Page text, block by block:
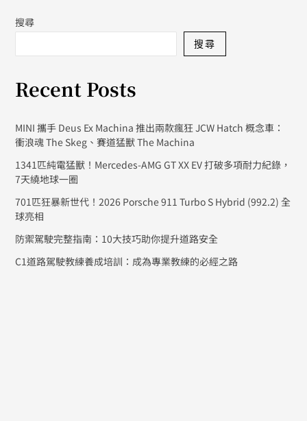
搜尋
搜尋
Recent Posts
MINI 攜手 Deus Ex Machina 推出兩款瘋狂 JCW Hatch 概念車：
衝浪魂 The Skeg、賽道猛獸 The Machina
1341匹純電猛獸！Mercedes-AMG GT XX EV 打破多項耐力紀錄，
7天繞地球一圈
701匹狂暴新世代！2026 Porsche 911 Turbo S Hybrid (992.2) 全
球亮相
防禦駕駛完整指南：10大技巧助你提升道路安全
C1道路駕駛教練養成培訓：成為專業教練的必經之路